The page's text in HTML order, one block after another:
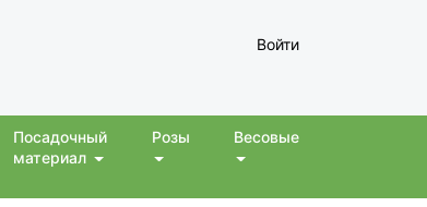
Войти
Посадочный
материал
Розы Весовые